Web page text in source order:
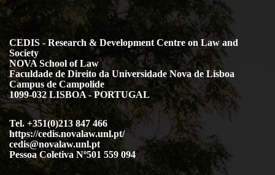
CEDIS - Research & Development Centre on Law and
Society
NOVA School of Law
Faculdade de Direito da Universidade Nova de Lisboa
Campus de Campolide
1099-032 LISBOA - PORTUGAL
Tel. +351(0)213 847 466
https://cedis.novalaw.unl.pt/
cedis@novalaw.unl.pt
Pessoa Coletiva Nº501 559 094